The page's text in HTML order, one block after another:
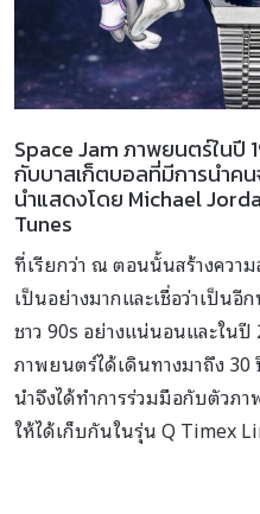
Space Jam ภาพยนตร์ในปี
กับบาสเก็ตบอลที่มีการนำค
นำแสดงโดย Michael
Tunes
ที่เรียกว่า ณ ตอนนั้นสร้างควา
เป็นอย่างมากและเชื่อว่าเป็นอี
ชาว 90s อย่างแน่นอนและในปี
ภาพยนตร์ได้เดินทางมาถึง
นำจึงได้ทำการร่วมมือกับตัวภ
ให้ได้เก็บกันในรุ่น Q Timex